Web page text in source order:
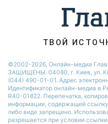
ТВОЙ
©2002-2026, Онлайн-медиа
ЗАЩИЩЕНЫ. 04080, г. Киев, ул.
(044) 490-01-01. Адрес
Идентификатор онлайн-медиа в
R40-01822. Перепечатка,
информации, содержащей
либо виде запрещено.
разрешается при условии